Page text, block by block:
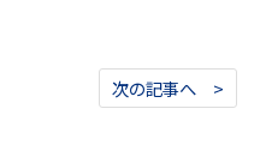
次の記事へ >